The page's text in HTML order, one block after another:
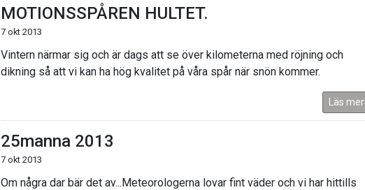
MOTIONSSPÅREN HULTET.
7 okt 2013
Vintern närmar sig och är dags att se över kilometerna med röjning och
dikning så att vi kan ha hög kvalitet på våra spår när snön kommer.
Läs mer
25manna 2013
7 okt 2013
Om några dar bär det av...Meteorologerna lovar fint väder och vi har hittills